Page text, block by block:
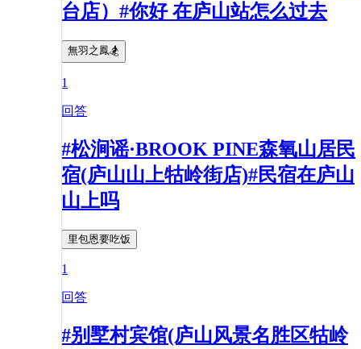
台店）#你好 在庐山站怎么过去
無羽之鳳🏂
1
回答
#松涧谣·BROOK PINE森氧山居民
宿(庐山山上牯岭街店)#民宿在庐山
山上吗
里包恩要吃饭
1
回答
#别墅村宾馆(庐山风景名胜区牯岭